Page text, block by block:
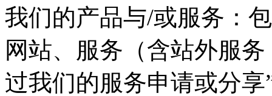
我们的产品与/或服务：
网站、服务（含站外服
过我们的服务申请或分